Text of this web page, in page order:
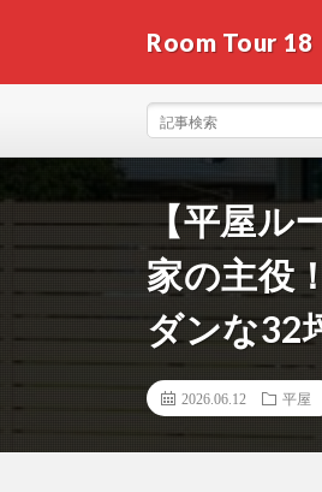
Room Tour 18
【平屋ル
家の主役
ダンな32
2026.06.12 平屋